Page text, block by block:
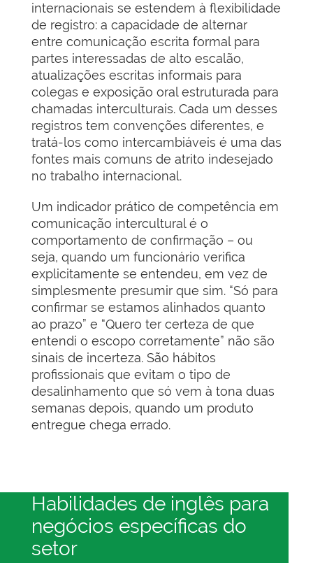
internacionais se estendem à flexibilidade
de registro: a capacidade de alternar
entre comunicação escrita formal para
partes interessadas de alto escalão,
atualizações escritas informais para
colegas e exposição oral estruturada para
chamadas interculturais. Cada um desses
registros tem convenções diferentes, e
tratá-los como intercambiáveis é uma das
fontes mais comuns de atrito indesejado
no trabalho internacional.
Um indicador prático de competência em
comunicação intercultural é o
comportamento de confirmação – ou
seja, quando um funcionário verifica
explicitamente se entendeu, em vez de
simplesmente presumir que sim. “Só para
confirmar se estamos alinhados quanto
ao prazo” e “Quero ter certeza de que
entendi o escopo corretamente” não são
sinais de incerteza. São hábitos
profissionais que evitam o tipo de
desalinhamento que só vem à tona duas
semanas depois, quando um produto
entregue chega errado.
Habilidades de inglês para
negócios específicas do
setor